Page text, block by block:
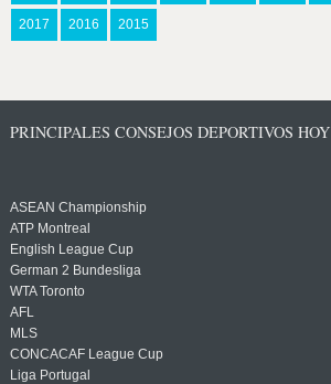
2017 2016 2015
PRINCIPALES CONSEJOS DEPORTIVOS HOY
ASEAN Championship
ATP Montreal
English League Cup
German 2 Bundesliga
WTA Toronto
AFL
MLS
CONCACAF League Cup
Liga Portugal